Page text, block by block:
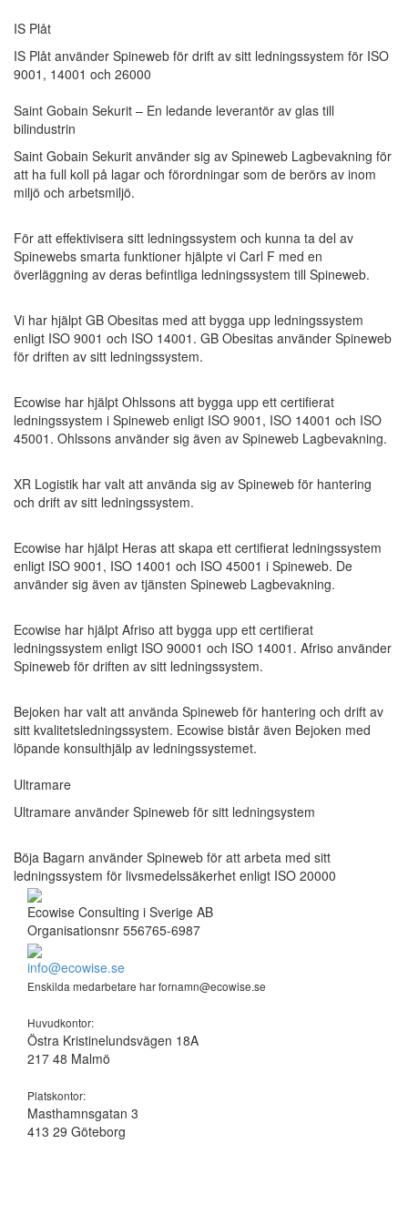
IS Plåt
IS Plåt använder Spineweb för drift av sitt ledningssystem för ISO
9001, 14001 och 26000
Saint Gobain Sekurit – En ledande leverantör av glas till
bilindustrin
Saint Gobain Sekurit använder sig av Spineweb Lagbevakning för
att ha full koll på lagar och förordningar som de berörs av inom
miljö och arbetsmiljö.
För att effektivisera sitt ledningssystem och kunna ta del av
Spinewebs smarta funktioner hjälpte vi Carl F med en
överläggning av deras befintliga ledningssystem till Spineweb.
Vi har hjälpt GB Obesitas med att bygga upp ledningssystem
enligt ISO 9001 och ISO 14001. GB Obesitas använder Spineweb
för driften av sitt ledningssystem.
Ecowise har hjälpt Ohlssons att bygga upp ett certifierat
ledningssystem i Spineweb enligt ISO 9001, ISO 14001 och ISO
45001. Ohlssons använder sig även av Spineweb Lagbevakning.
XR Logistik har valt att använda sig av Spineweb för hantering
och drift av sitt ledningssystem.
Ecowise har hjälpt Heras att skapa ett certifierat ledningssystem
enligt ISO 9001, ISO 14001 och ISO 45001 i Spineweb. De
använder sig även av tjänsten Spineweb Lagbevakning.
Ecowise har hjälpt Afriso att bygga upp ett certifierat
ledningssystem enligt ISO 90001 och ISO 14001. Afriso använder
Spineweb för driften av sitt ledningssystem.
Bejoken har valt att använda Spineweb för hantering och drift av
sitt kvalitetsledningssystem. Ecowise bistår även Bejoken med
löpande konsulthjälp av ledningssystemet.
Ultramare
Ultramare använder Spineweb för sitt ledningsystem
Böja Bagarn använder Spineweb för att arbeta med sitt
ledningssystem för livsmedelssäkerhet enligt ISO 20000
Ecowise Consulting i Sverige AB
Organisationsnr 556765-6987
info@ecowise.se
Enskilda medarbetare har fornamn@ecowise.se
Huvudkontor:
Östra Kristinelundsvägen 18A
217 48 Malmö
Platskontor:
Masthamnsgatan 3
413 29 Göteborg